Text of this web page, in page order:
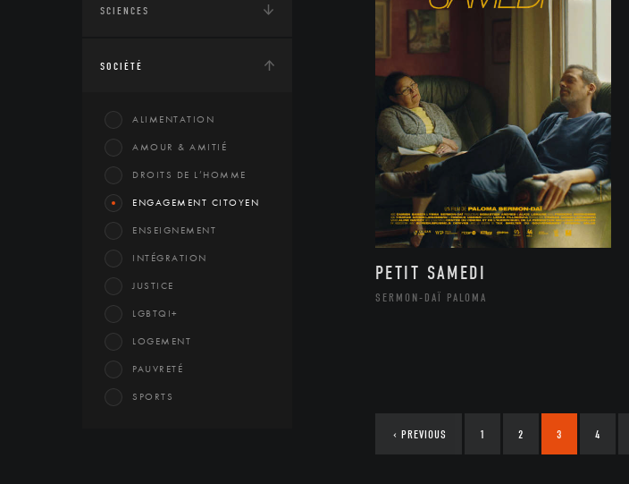
SCIENCES
SOCIÉTÉ
ALIMENTATION
AMOUR & AMITIÉ
DROITS DE L’HOMME
ENGAGEMENT CITOYEN
ENSEIGNEMENT
INTÉGRATION
JUSTICE
LGBTQI+
LOGEMENT
PAUVRETÉ
SPORTS
PETIT SAMEDI
SERMON-DAÏ PALOMA
‹ PREVIOUS 1 2 3 4